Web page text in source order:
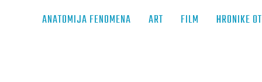
ANATOMIJA FENOMENA ART FILM HRONIKE